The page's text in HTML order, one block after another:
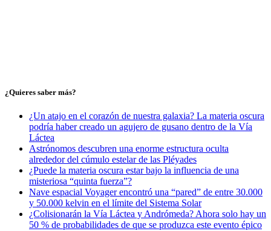
¿Quieres saber más?
¿Un atajo en el corazón de nuestra galaxia? La materia oscura
podría haber creado un agujero de gusano dentro de la Vía
Láctea
Astrónomos descubren una enorme estructura oculta
alrededor del cúmulo estelar de las Pléyades
¿Puede la materia oscura estar bajo la influencia de una
misteriosa “quinta fuerza”?
Nave espacial Voyager encontró una “pared” de entre 30.000
y 50.000 kelvin en el límite del Sistema Solar
¿Colisionarán la Vía Láctea y Andrómeda? Ahora solo hay un
50 % de probabilidades de que se produzca este evento épico